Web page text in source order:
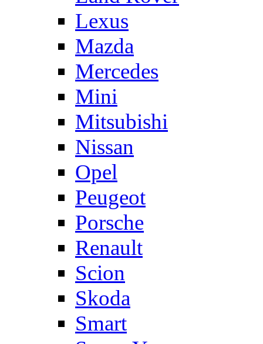
Lexus
Mazda
Mercedes
Mini
Mitsubishi
Nissan
Opel
Peugeot
Porsche
Renault
Scion
Skoda
Smart